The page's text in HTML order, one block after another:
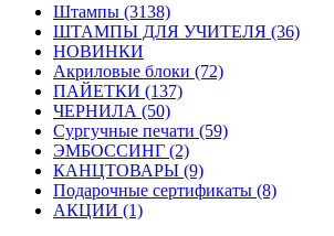
Штампы (3138)
ШТАМПЫ ДЛЯ УЧИТЕЛЯ (36)
НОВИНКИ
Акриловые блоки (72)
ПАЙЕТКИ (137)
ЧЕРНИЛА (50)
Сургучные печати (59)
ЭМБОССИНГ (2)
КАНЦТОВАРЫ (9)
Подарочные сертификаты (8)
АКЦИИ (1)